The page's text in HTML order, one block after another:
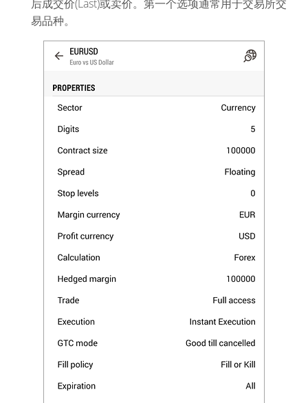
后成交价(Last)或卖价。第一个选项通常用于交易所交
易品种。